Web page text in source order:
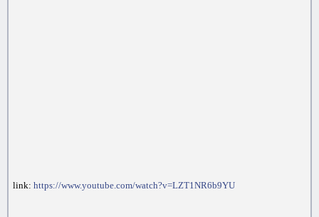
link: https://www.youtube.com/watch?v=LZT1NR6b9YU